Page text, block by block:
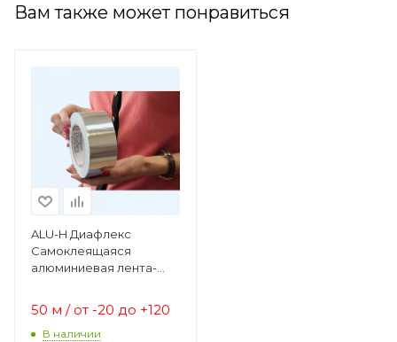
Вам также может понравиться
ALU-H Диафлекс
Самоклеящаяся
алюминиевая лента-
50 м / от -20 до +120
В наличии